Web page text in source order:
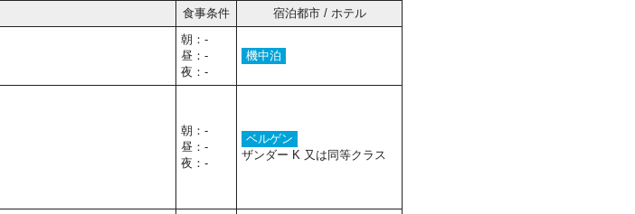
食事条件
宿泊都市 / ホテル
朝：-
昼：-
夜：-
機中泊
朝：-
昼：-
夜：-
ベルゲン
ザンダー K 又は同等クラス